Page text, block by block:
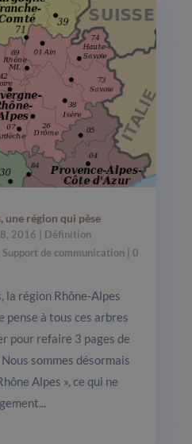
une région qui pèse
2016
Définition
Support de communication| 0
la région Rhône-Alpes
pense à tous ces arbres
pour refaire 3 pages de
sommes désormais
Alpes », ce qui ne